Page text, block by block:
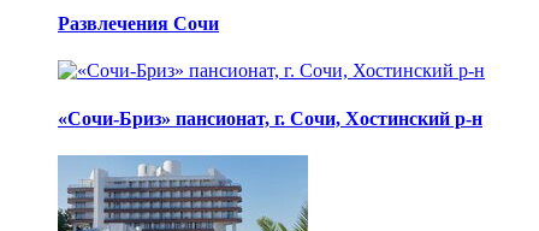
Развлечения Сочи
«Сочи-Бриз» пансионат, г. Сочи, Хостинский р-н